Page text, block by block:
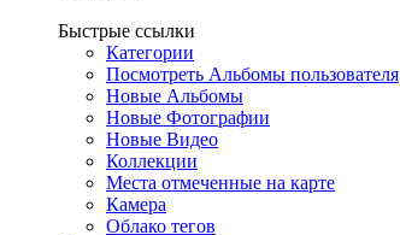
Быстрые ссылки
Категории
Посмотреть Альбомы пользователя
Новые Альбомы
Новые Фотографии
Новые Видео
Коллекции
Места отмеченные на карте
Камера
Облако тегов